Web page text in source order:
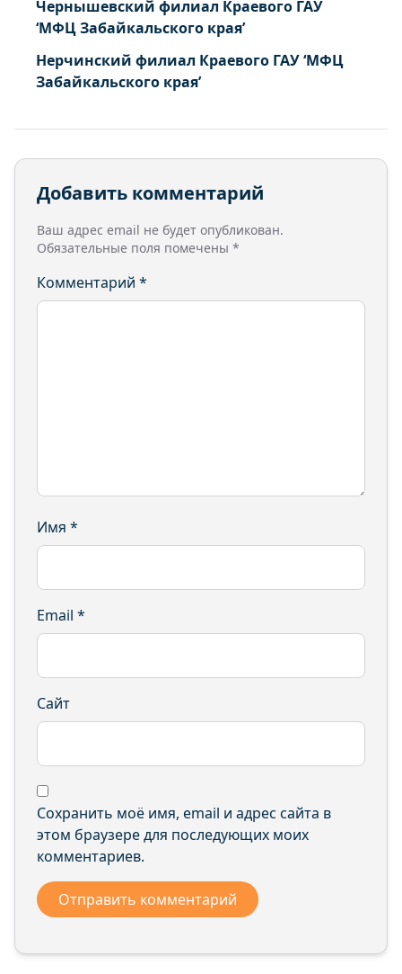
Чернышевский филиал Краевого ГАУ
‘МФЦ Забайкальского края’
Нерчинский филиал Краевого ГАУ ‘МФЦ
Забайкальского края’
Добавить комментарий
Ваш адрес email не будет опубликован.
Обязательные поля помечены *
Комментарий *
Имя *
Email *
Сайт
Сохранить моё имя, email и адрес сайта в
этом браузере для последующих моих
комментариев.